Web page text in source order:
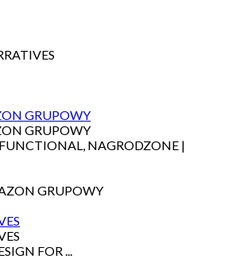
GRUPOWY
GRUPOWY
NAGRODZONE |
FOR ...